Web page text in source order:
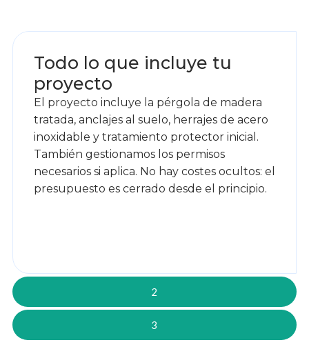
2
3
Todo lo que incluye tu
proyecto
El proyecto incluye la pérgola de madera
tratada, anclajes al suelo, herrajes de acero
inoxidable y tratamiento protector inicial.
También gestionamos los permisos
necesarios si aplica. No hay costes ocultos: el
presupuesto es cerrado desde el principio.